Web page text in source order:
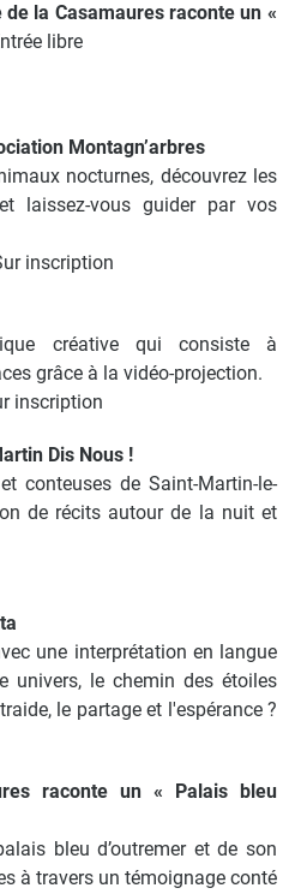
la Casamaures raconte un «
libre
Montagn’arbres
nocturnes, découvrez les
laissez-vous guider par vos
inscription
créative qui consiste à
grâce à la vidéo-projection.
inscription
Dis Nous !
conteuses de Saint-Martin-le-
de récits autour de la nuit et
une interprétation en langue
univers, le chemin des étoiles
le partage et l'espérance ?
raconte un « Palais bleu
bleu d’outremer et de son
à travers un témoignage conté